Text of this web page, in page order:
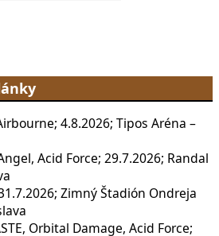
4.8.2026; Tipos Aréna –
Acid Force; 29.7.2026; Randal
Zimný Štadión Ondreja
Orbital Damage, Acid Force;